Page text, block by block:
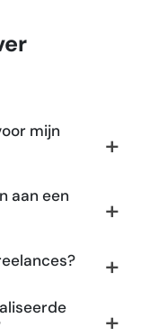
mijn
aan een